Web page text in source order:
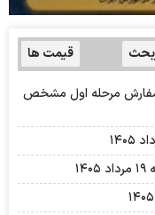
قیمت ها
سفارش مرحله اول مشخص